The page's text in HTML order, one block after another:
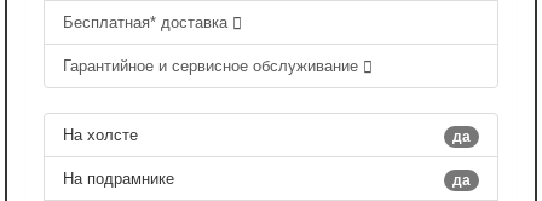
Бесплатная* доставка
Гарантийное и сервисное обслуживание
да
На холсте
да
На подрамнике